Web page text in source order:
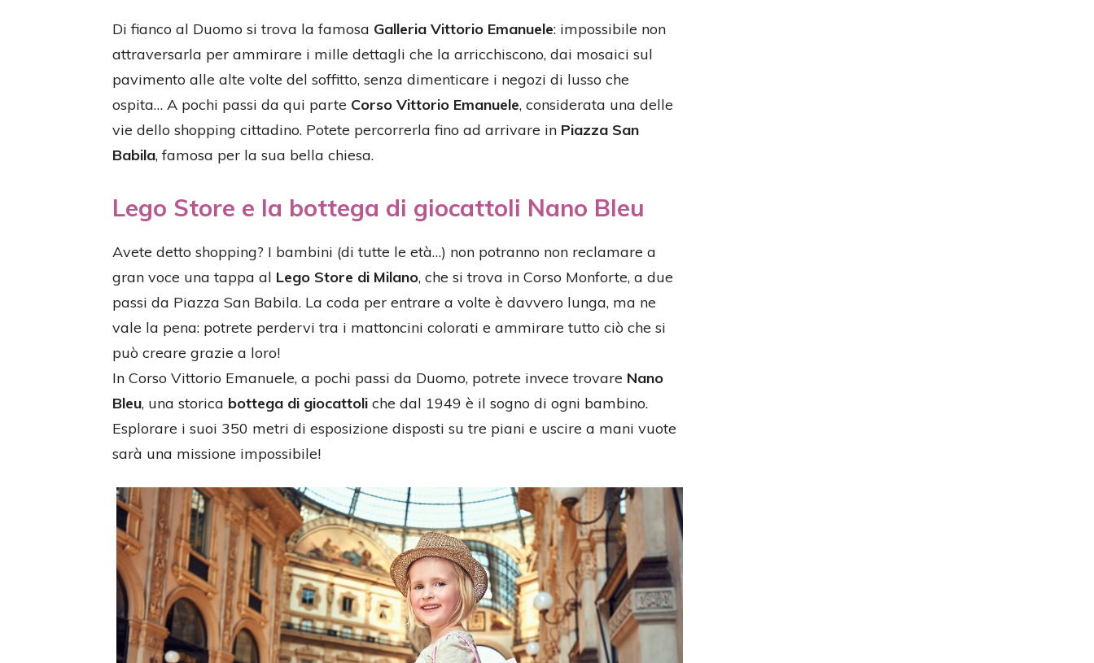
Di fianco al Duomo si trova la famosa Galleria Vittorio Emanuele: impossibile non
attraversarla per ammirare i mille dettagli che la arricchiscono, dai mosaici sul
pavimento alle alte volte del soffitto, senza dimenticare i negozi di lusso che
ospita… A pochi passi da qui parte Corso Vittorio Emanuele, considerata una delle
vie dello shopping cittadino. Potete percorrerla fino ad arrivare in Piazza San
Babila, famosa per la sua bella chiesa.
Lego Store e la bottega di giocattoli Nano Bleu
Avete detto shopping? I bambini (di tutte le età…) non potranno non reclamare a
gran voce una tappa al Lego Store di Milano, che si trova in Corso Monforte, a due
passi da Piazza San Babila. La coda per entrare a volte è davvero lunga, ma ne
vale la pena: potrete perdervi tra i mattoncini colorati e ammirare tutto ciò che si
può creare grazie a loro!
In Corso Vittorio Emanuele, a pochi passi da Duomo, potrete invece trovare Nano
Bleu, una storica bottega di giocattoli che dal 1949 è il sogno di ogni bambino.
Esplorare i suoi 350 metri di esposizione disposti su tre piani e uscire a mani vuote
sarà una missione impossibile!